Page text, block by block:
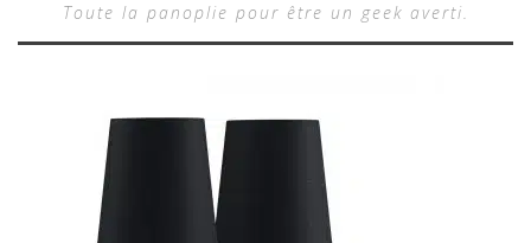
Toute la panoplie pour être un geek averti.